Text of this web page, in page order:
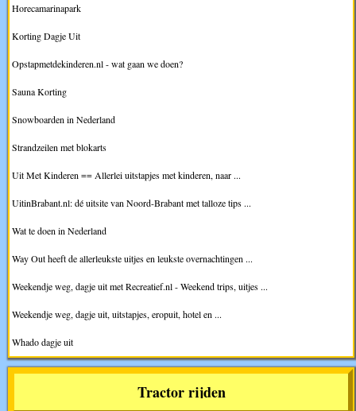
Horecamarinapark
Korting Dagje Uit
Opstapmetdekinderen.nl - wat gaan we doen?
Sauna Korting
Snowboarden in Nederland
Strandzeilen met blokarts
Uit Met Kinderen == Allerlei uitstapjes met kinderen, naar ...
UitinBrabant.nl: dé uitsite van Noord-Brabant met talloze tips ...
Wat te doen in Nederland
Way Out heeft de allerleukste uitjes en leukste overnachtingen ...
Weekendje weg, dagje uit met Recreatief.nl - Weekend trips, uitjes ...
Weekendje weg, dagje uit, uitstapjes, eropuit, hotel en ...
Whado dagje uit
Tractor rijden